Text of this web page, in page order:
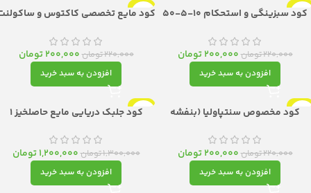
-9%
کود سبزینگی و استحکام ۱۰-۵-۵۰
برگ‌های درخشان و گیاهانی مقاوم
220,000تومان200,000 تومان
افزودن به سبد خرید
-9%
کود مایع تخصصی کاکتوس و
ماندگار و رشد فشرده
220,000تومان200,000 تومان
افزودن به سبد خرید
-9%کود مخصوص سنتپاولیا (بنفشه
برای ملکه‌ی گلدان‌های شما
220,000تومان200,000 تومان
افزودن به سبد خرید
-8%
کود جلبک دریایی مایع حاصلخیز 1
و مقاومت استثنائی
1,300,000تومان1,200,000 تومان
افزودن به سبد خرید